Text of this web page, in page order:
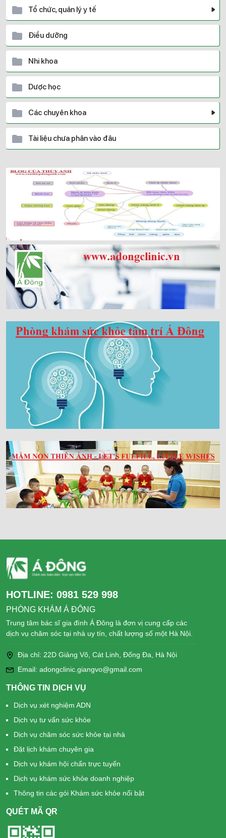
Tổ chức, quản lý y tế
Điều dưỡng
Nhi khoa
Dược học
Các chuyên khoa
Tài liệu chưa phân vào đâu
HOTLINE: 0981 529 998
PHÒNG KHÁM Á ĐÔNG
Trung tâm bác sĩ gia đình Á Đông là đơn vị cung cấp các
dịch vụ chăm sóc tại nhà uy tín, chất lượng số một Hà Nội.
Địa chỉ: 22D Giảng Võ, Cát Linh, Đống Đa, Hà Nội
Email: adongclinic.giangvo@gmail.com
THÔNG TIN DỊCH VỤ
Dịch vụ xét nghiệm ADN
Dịch vụ tư vấn sức khỏe
Dịch vụ chăm sóc sức khỏe tại nhà
Đặt lịch khám chuyên gia
Dịch vụ khám hội chẩn trực tuyến
Dịch vụ khám sức khỏe doanh nghiệp
Thông tin các gói Khám sức khỏe nổi bật
QUÉT MÃ QR